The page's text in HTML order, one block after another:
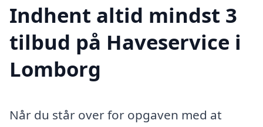
Indhent altid mindst 3
tilbud på Haveservice i
Lomborg
Når du står over for opgaven med at